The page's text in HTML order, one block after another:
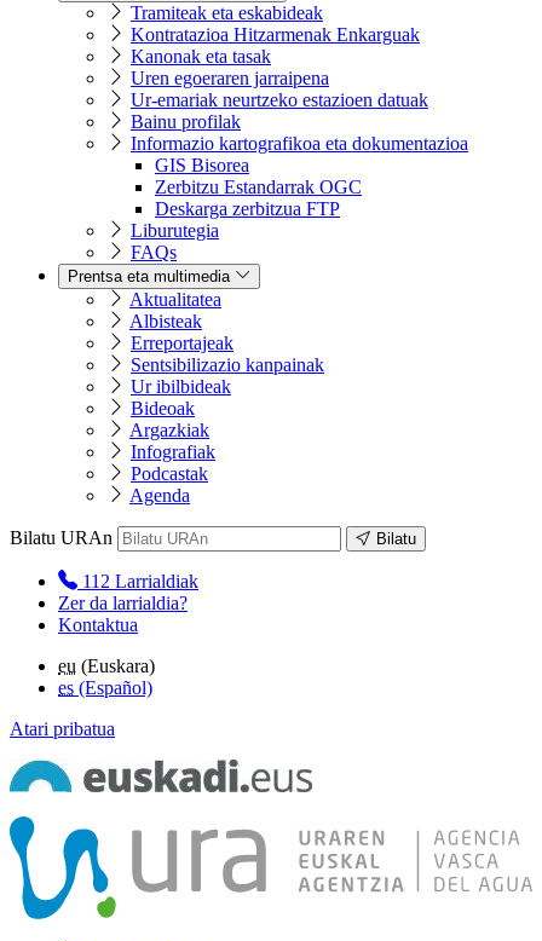
Tramiteak eta eskabideak
Kontratazioa Hitzarmenak Enkarguak
Kanonak eta tasak
Uren egoeraren jarraipena
Ur-emariak neurtzeko estazioen datuak
Bainu profilak
Informazio kartografikoa eta dokumentazioa
GIS Bisorea
Zerbitzu Estandarrak OGC
Deskarga zerbitzua FTP
Liburutegia
FAQs
Prentsa eta multimedia
Aktualitatea
Albisteak
Erreportajeak
Sentsibilizazio kanpainak
Ur ibilbideak
Bideoak
Argazkiak
Infografiak
Podcastak
Agenda
Bilatu URAn Bilatu
112 Larrialdiak
Zer da larrialdia?
Kontaktua
eu (Euskara)
es (Español)
Atari pribatua